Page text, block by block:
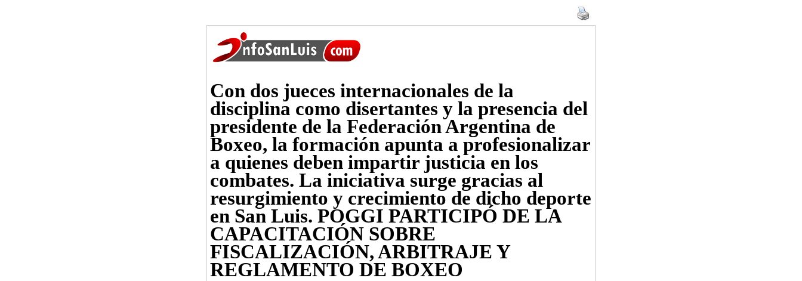
Con dos jueces internacionales de la
disciplina como disertantes y la presencia del
presidente de la Federación Argentina de
Boxeo, la formación apunta a profesionalizar
a quienes deben impartir justicia en los
combates. La iniciativa surge gracias al
resurgimiento y crecimiento de dicho deporte
en San Luis. POGGI PARTICIPÓ DE LA
CAPACITACIÓN SOBRE
FISCALIZACIÓN, ARBITRAJE Y
REGLAMENTO DE BOXEO